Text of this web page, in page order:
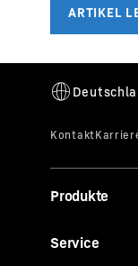
Produkte
Service